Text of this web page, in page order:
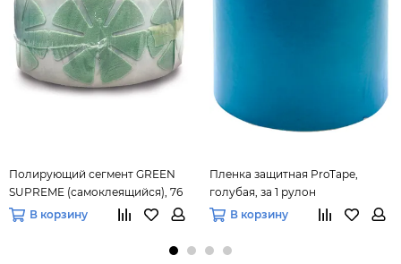
Полирующий сегмент GREEN
SUPREME (самоклеящийся), 76
mm, 250 шт
В корзину
Пленка защитная ProTape,
голубая, за 1 рулон
В корзину